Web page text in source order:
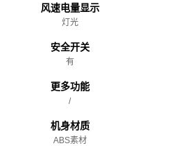
风速电量显示
灯光
安全开关
有
更多功能
/
机身材质
ABS素材